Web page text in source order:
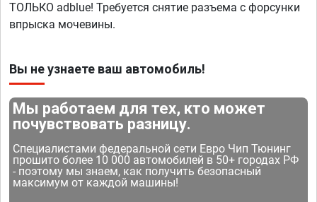
ТОЛЬКО adblue! Требуется снятие разъема с форсунки
впрыска мочевины.
Вы не узнаете ваш автомобиль!
Мы работаем для тех, кто может
почувствовать разницу.
Специалистами федеральной сети Евро Чип Тюнинг
прошито более 10 000 автомобилей в 50+ городах РФ
- поэтому мы знаем, как получить безопасный
максимум от каждой машины!